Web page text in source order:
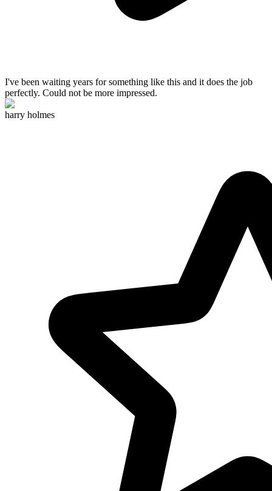
I've been waiting years for something like this and it does the job
perfectly. Could not be more impressed.
harry holmes